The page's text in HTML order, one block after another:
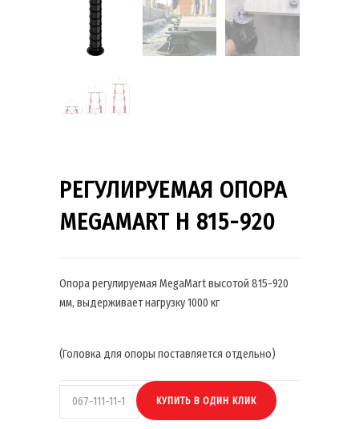
РЕГУЛИРУЕМАЯ ОПОРА
MEGAMART H 815-920
Опора регулируемая MegaMart высотой 815-920
мм, выдерживает нагрузку 1000 кг
(Головка для опоры поставляется отдельно)